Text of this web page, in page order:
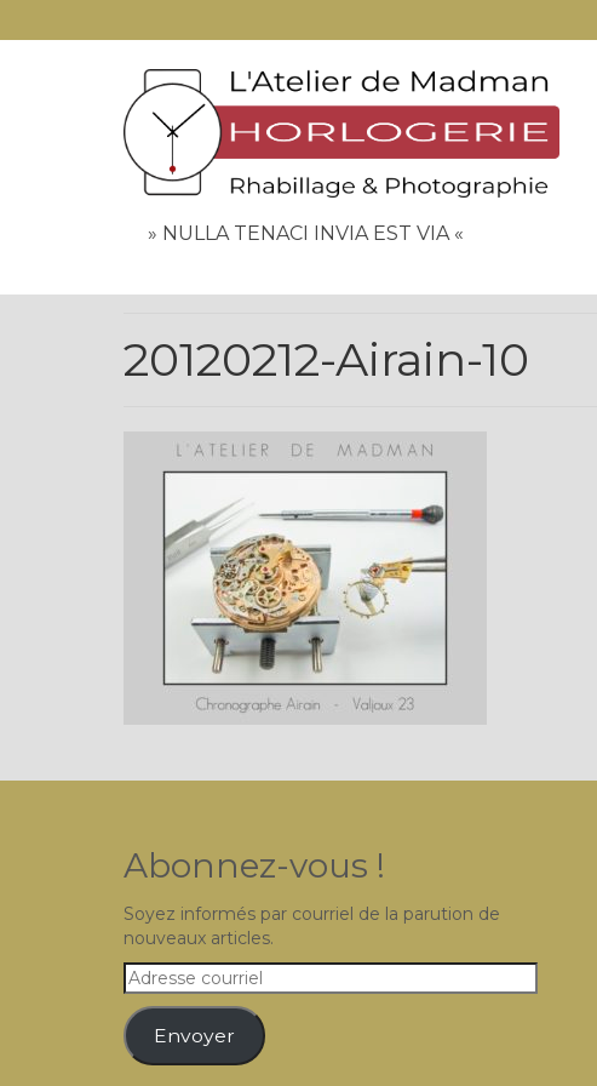
» NULLA TENACI INVIA EST VIA «
20120212-Airain-10
Abonnez-vous !
Soyez informés par courriel de la parution de
nouveaux articles.
Adresse
courriel
Envoyer